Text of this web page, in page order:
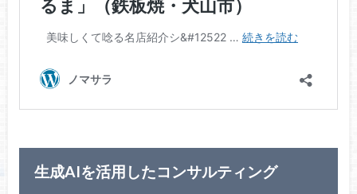
生成AIを活用したコンサルティング